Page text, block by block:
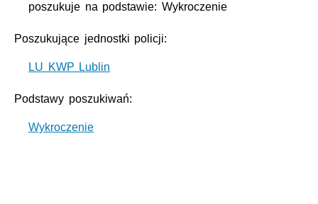
poszukuje na podstawie: Wykroczenie
Poszukujące jednostki policji:
LU KWP Lublin
Podstawy poszukiwań:
Wykroczenie